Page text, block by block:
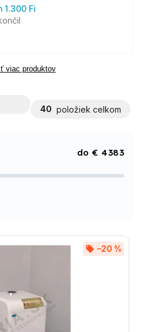
1.300 Fi
viac produktov
40 položiek celkom
€ 4383
–20 %